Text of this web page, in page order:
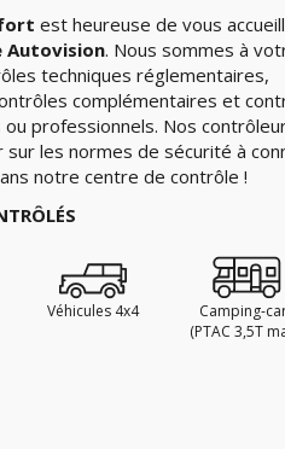
est heureuse de vous
Autovision. Nous sommes à
techniques réglementaires,
complémentaires et
professionnels. Nos
les normes de sécurité à
notre centre de contrôle !
Véhicules 4x4
Camping-
(PTAC 3,5T